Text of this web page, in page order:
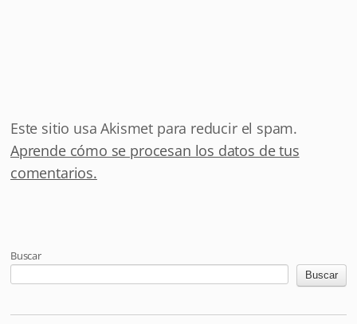
Este sitio usa Akismet para reducir el spam.
Aprende cómo se procesan los datos de tus
comentarios.
Buscar
Buscar